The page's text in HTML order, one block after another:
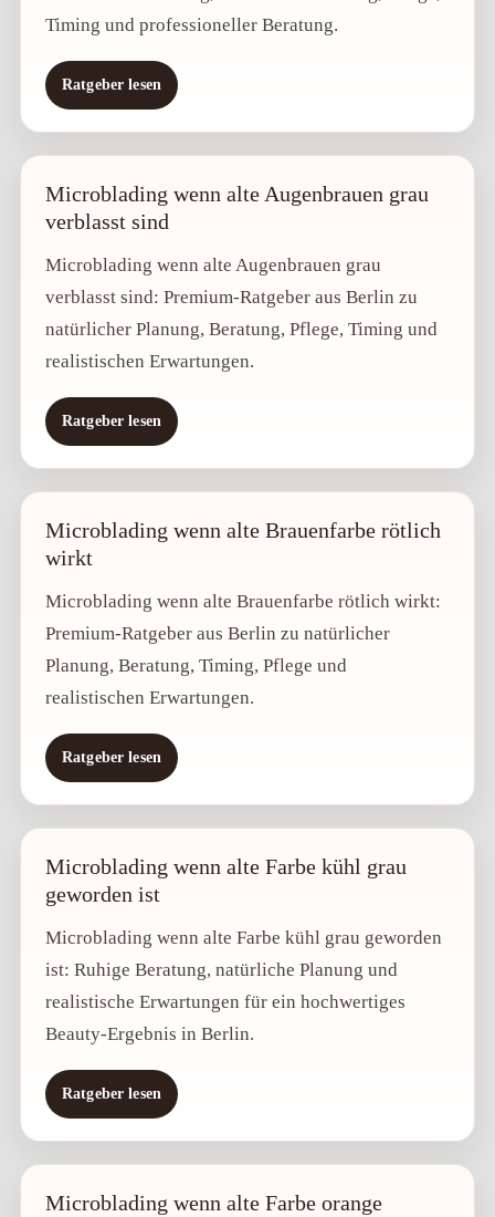
Timing und professioneller Beratung.
Ratgeber lesen
Microblading wenn alte Augenbrauen grau
verblasst sind
Microblading wenn alte Augenbrauen grau
verblasst sind: Premium-Ratgeber aus Berlin zu
natürlicher Planung, Beratung, Pflege, Timing und
realistischen Erwartungen.
Ratgeber lesen
Microblading wenn alte Brauenfarbe rötlich
wirkt
Microblading wenn alte Brauenfarbe rötlich wirkt:
Premium-Ratgeber aus Berlin zu natürlicher
Planung, Beratung, Timing, Pflege und
realistischen Erwartungen.
Ratgeber lesen
Microblading wenn alte Farbe kühl grau
geworden ist
Microblading wenn alte Farbe kühl grau geworden
ist: Ruhige Beratung, natürliche Planung und
realistische Erwartungen für ein hochwertiges
Beauty-Ergebnis in Berlin.
Ratgeber lesen
Microblading wenn alte Farbe orange